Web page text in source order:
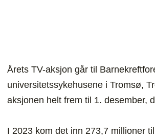
Årets TV-aksjon går til
universitetssykehusene i Tromsø,
aksjonen helt frem til 1. desember,
I 2023 kom det inn 273,7 millioner